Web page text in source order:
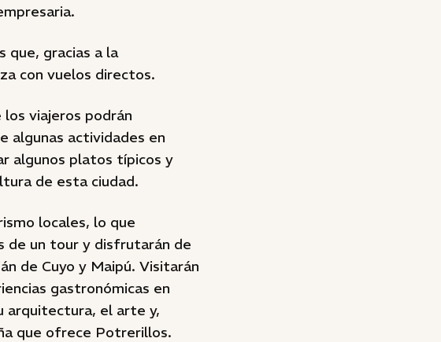
que, gracias a la
con vuelos directos.
viajeros podrán
algunas actividades en
algunos platos típicos y
de esta ciudad.
locales, lo que
de un tour y disfrutarán de
de Cuyo y Maipú. Visitarán
gastronómicas en
arquitectura, el arte y,
que ofrece Potrerillos.